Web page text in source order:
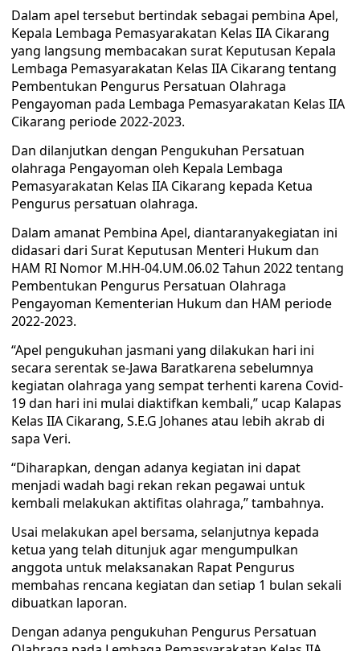
Dalam apel tersebut bertindak sebagai pembina Apel,
Kepala Lembaga Pemasyarakatan Kelas IIA Cikarang
yang langsung membacakan surat Keputusan Kepala
Lembaga Pemasyarakatan Kelas IIA Cikarang tentang
Pembentukan Pengurus Persatuan Olahraga
Pengayoman pada Lembaga Pemasyarakatan Kelas IIA
Cikarang periode 2022-2023.
Dan dilanjutkan dengan Pengukuhan Persatuan
olahraga Pengayoman oleh Kepala Lembaga
Pemasyarakatan Kelas IIA Cikarang kepada Ketua
Pengurus persatuan olahraga.
Dalam amanat Pembina Apel, diantaranyakegiatan ini
didasari dari Surat Keputusan Menteri Hukum dan
HAM RI Nomor M.HH-04.UM.06.02 Tahun 2022 tentang
Pembentukan Pengurus Persatuan Olahraga
Pengayoman Kementerian Hukum dan HAM periode
2022-2023.
“Apel pengukuhan jasmani yang dilakukan hari ini
secara serentak se-Jawa Baratkarena sebelumnya
kegiatan olahraga yang sempat terhenti karena Covid-
19 dan hari ini mulai diaktifkan kembali,” ucap Kalapas
Kelas IIA Cikarang, S.E.G Johanes atau lebih akrab di
sapa Veri.
“Diharapkan, dengan adanya kegiatan ini dapat
menjadi wadah bagi rekan rekan pegawai untuk
kembali melakukan aktifitas olahraga,” tambahnya.
Usai melakukan apel bersama, selanjutnya kepada
ketua yang telah ditunjuk agar mengumpulkan
anggota untuk melaksanakan Rapat Pengurus
membahas rencana kegiatan dan setiap 1 bulan sekali
dibuatkan laporan.
Dengan adanya pengukuhan Pengurus Persatuan